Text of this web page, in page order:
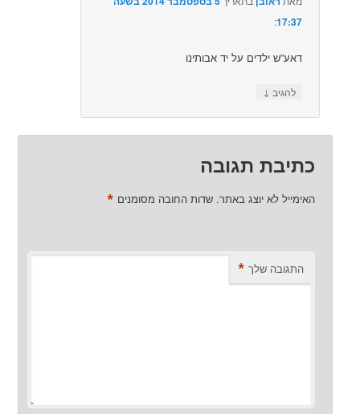
17:37
:‏
דאע”ש ילדים על יד אבותינו
להגיב ↓
כתיבת תגובה
האימייל לא יוצג באתר. שדות החובה מסומנים *
התגובה שלך *